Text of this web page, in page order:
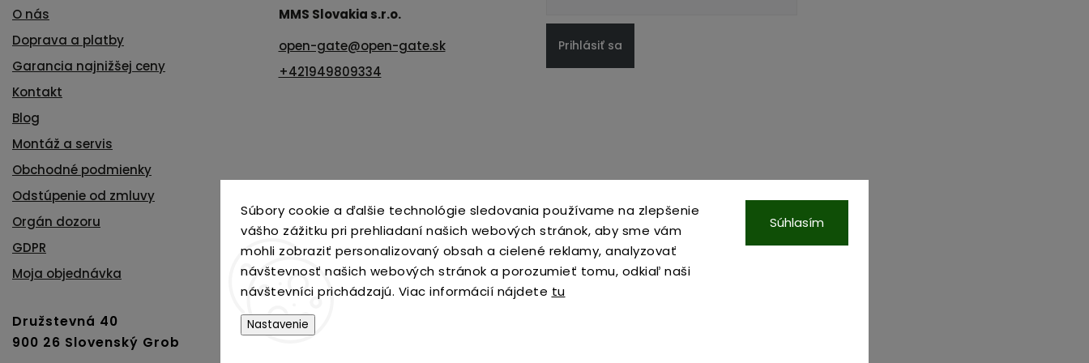
Súbory cookie a ďalšie technológie sledovania používame na zlepšenie
vášho zážitku pri prehliadaní našich webových stránok, aby sme vám
mohli zobraziť personalizovaný obsah a cielené reklamy, analyzovať
návštevnosť našich webových stránok a porozumieť tomu, odkiaľ naši
návštevníci prichádzajú. Viac informácií nájdete tu
Nastavenie
Súhlasím
O nás
Doprava a platby
Garancia najnižšej ceny
Kontakt
Blog
Montáž a servis
Obchodné podmienky
Odstúpenie od zmluvy
Orgán dozoru
GDPR
Moja objednávka
MMS Slovakia s.r.o.
open-gate@open-gate.sk
+421949809334
Prihlásiť sa
Družstevná 40
900 26 Slovenský Grob